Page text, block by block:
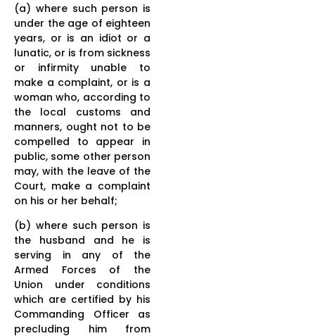
(a) where such person is
under the age of eighteen
years, or is an idiot or a
lunatic, or is from sickness
or infirmity unable to
make a complaint, or is a
woman who, according to
the local customs and
manners, ought not to be
compelled to appear in
public, some other person
may, with the leave of the
Court, make a complaint
on his or her behalf;
(b) where such person is
the husband and he is
serving in any of the
Armed Forces of the
Union under conditions
which are certified by his
Commanding Officer as
precluding him from